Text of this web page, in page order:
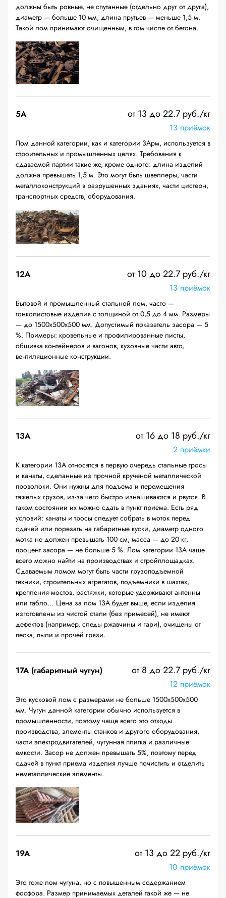
должны быть ровные, не спутанные (отдельно друг от друга),
диаметр — больше 10 мм, длина прутьев — меньше 1,5 м.
Такой лом принимают очищенным, в том числе от бетона.
5А от 13 до 22.7 руб./кг
13 приёмок
Лом данной категории, как и категории 3Арм, используется в
строительных и промышленных целях. Требования к
сдаваемой партии такие же, кроме одного: длина изделий
должна превышать 1,5 м. Это могут быть швеллеры, части
металлоконструкций в разрушенных зданиях, части цистерн,
транспортных средств, оборудования.
12A от 10 до 22.7 руб./кг
13 приёмок
Бытовой и промышленный стальной лом, часто —
тонколистовые изделия с толщиной от 0,5 до 4 мм. Размеры
— до 1500х500х500 мм. Допустимый показатель засора — 5
%. Примеры: кровельные и профилированные листы,
обшивка контейнеров и вагонов, кузовные части авто,
вентиляционные конструкции.
13А от 16 до 18 руб./кг
2 приёмки
К категории 13А относятся в первую очередь стальные тросы
и канаты, сделанные из прочной крученой металлической
проволоки. Они нужны для подъема и перемещения
тяжелых грузов, из-за чего быстро изнашиваются и рвутся. В
таком состоянии их можно сдать в пункт приема. Есть ряд
условий: канаты и тросы следует собрать в моток перед
сдачей или порезать на габаритные куски, диаметр одного
мотка не должен превышать 100 см, масса — до 20 кг,
процент засора — не больше 5 %. Лом категории 13А чаще
всего можно найти на производствах и стройплощадках.
Сдаваемым ломом могут быть части грузоподъемной
техники, строительных агрегатов, подъемники в шахтах,
крепления мостов, растяжки, которые удерживают антенны
или табло… Цена за лом 13А будет выше, если изделия
изготовлены из чистой стали (без примесей), не имеют
дефектов (например, следы ржавчины и гари), очищены от
песка, пыли и прочей грязи.
17А (габаритный чугун) от 8 до 22.7 руб./кг
12 приёмок
Это кусковой лом с размерами не больше 1500х500х500
мм. Чугун данной категории обычно используется в
промышленности, поэтому чаще всего это отходы
производства, элементы станков и другого оборудования,
части электродвигателей, чугунная плитка и различные
емкости. Засор не должен превышать 5%, поэтому перед
сдачей в пункт приема изделия лучше почистить и отделить
неметаллические элементы.
19A от 13 до 22 руб./кг
10 приёмок
Это тоже лом чугуна, но с повышенным содержанием
фосфора. Размер принимаемых деталей такой же — не